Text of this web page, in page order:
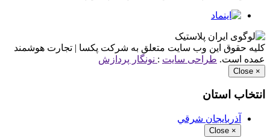
کلیه حقوق این وب سایت متعلق به شرکت پکسا | تجارت هوشمند
عمده است. طراحی سایت : نونگار پردازش
×
Close
انتخاب استان
آذربايجان شرقي
×
Close